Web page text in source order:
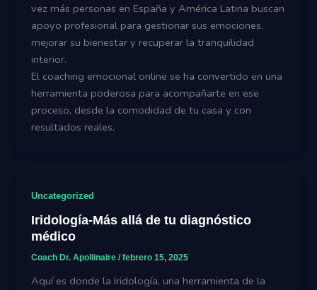
vez más personas en España y América Latina buscan
apoyo profesional para gestionar sus emociones,
mejorar su bienestar y recuperar la tranquilidad
interior.
El coaching emocional online se ha convertido en una
herramienta poderosa para acompañarte en ese
proceso, desde la comodidad de tu casa y con
resultados reales.
Uncategorized
Iridología-Más allá de tu diagnóstico
médico
Coach Dr. Apollinaire/febrero 15, 2025
Aquí es donde la Iridología, una herramienta de la